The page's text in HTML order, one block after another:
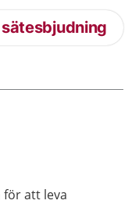
för att leva